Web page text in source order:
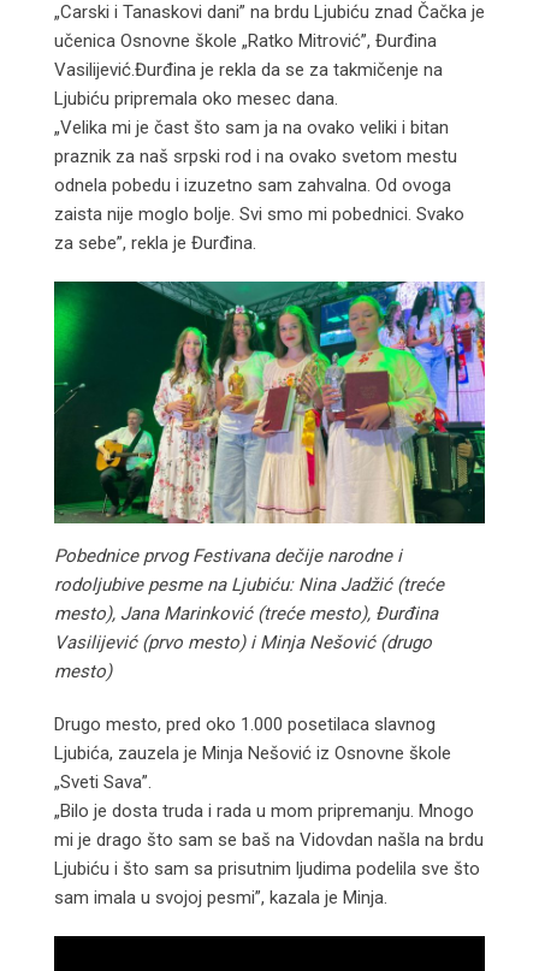
„Carski i Tanaskovi dani” na brdu Ljubiću znad Čačka je
učenica Osnovne škole „Ratko Mitrović”, Đurđina
Vasilijević.Đurđina je rekla da se za takmičenje na
Ljubiću pripremala oko mesec dana.
„Velika mi je čast što sam ja na ovako veliki i bitan
praznik za naš srpski rod i na ovako svetom mestu
odnela pobedu i izuzetno sam zahvalna. Od ovoga
zaista nije moglo bolje. Svi smo mi pobednici. Svako
za sebe”, rekla je Đurđina.
Pobednice prvog Festivana dečije narodne i
rodoljubive pesme na Ljubiću: Nina Jadžić (treće
mesto), Jana Marinković (treće mesto), Đurđina
Vasilijević (prvo mesto) i Minja Nešović (drugo
mesto)
Drugo mesto, pred oko 1.000 posetilaca slavnog
Ljubića, zauzela je Minja Nešović iz Osnovne škole
„Sveti Sava”.
„Bilo je dosta truda i rada u mom pripremanju. Mnogo
mi je drago što sam se baš na Vidovdan našla na brdu
Ljubiću i što sam sa prisutnim ljudima podelila sve što
sam imala u svojoj pesmi”, kazala je Minja.